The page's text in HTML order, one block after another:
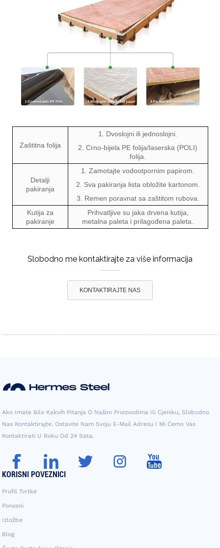
Zaštitna folija
1. Dvoslojni ili jednoslojni.
2. Crno-bijela PE folija/laserska (POLI)
folija.
Detalji
pakiranja
1. Zamotajte vodootpornim papirom.
2. Sva pakiranja lista obložite kartonom.
3. Remen poravnat sa zaštitom rubova.
Kutija za
pakiranje
Prihvatljive su jaka drvena kutija,
metalna paleta i prilagođena paleta.
Slobodno me kontaktirajte za više informacija
KONTAKTIRAJTE NAS
Ako Imate Bilo Kakvih Pitanja O Našim Proizvodima Ili Cjeniku, Slobodno
Nas Kontaktirajte. Ostavite Nam Svoju E-Mail Adresu I Mi Ćemo Vas
Kontaktirati U Roku Od 24 Sata.
KORISNI POVEZNICI
Profil Tvrtke
Ponosni
Izložbe
Blog